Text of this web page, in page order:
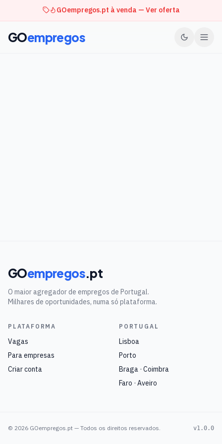
GOempregos.pt à venda — Ver oferta
GOempregos
GOempregos.pt
O maior agregador de empregos de Portugal.
Milhares de oportunidades, numa só plataforma.
PLATAFORMA
Vagas
Para empresas
Criar conta
PORTUGAL
Lisboa
Porto
Braga · Coimbra
Faro · Aveiro
© 2026 GOempregos.pt — Todos os direitos reservados. v1.0.0